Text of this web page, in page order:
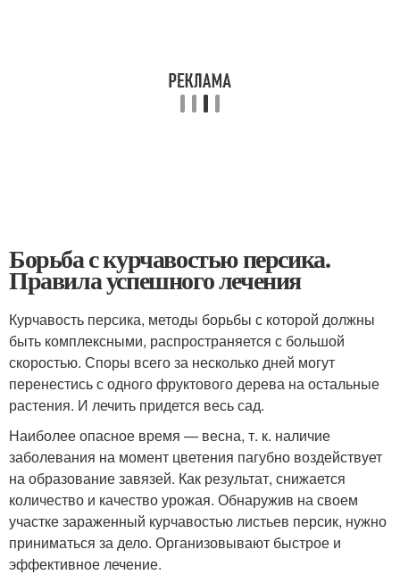
Борьба с курчавостью персика.
Правила успешного лечения
Курчавость персика, методы борьбы с которой должны
быть комплексными, распространяется с большой
скоростью. Споры всего за несколько дней могут
перенестись с одного фруктового дерева на остальные
растения. И лечить придется весь сад.
Наиболее опасное время — весна, т. к. наличие
заболевания на момент цветения пагубно воздействует
на образование завязей. Как результат, снижается
количество и качество урожая. Обнаружив на своем
участке зараженный курчавостью листьев персик, нужно
приниматься за дело. Организовывают быстрое и
эффективное лечение.